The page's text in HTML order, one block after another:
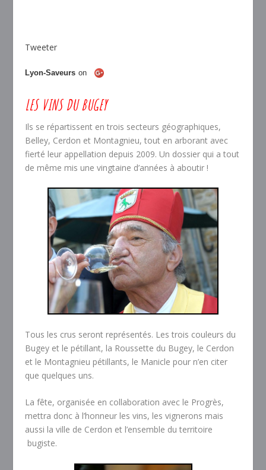
Tweeter
Lyon-Saveurs on
LES VINS DU BUGEY
Ils se répartissent en trois secteurs géographiques,
Belley, Cerdon et Montagnieu, tout en arborant avec
fierté leur appellation depuis 2009. Un dossier qui a tout
de même mis une vingtaine d’années à aboutir !
Tous les crus seront représentés. Les trois couleurs du
Bugey et le pétillant, la Roussette du Bugey, le Cerdon
et le Montagnieu pétillants, le Manicle pour n’en citer
que quelques uns.
La fête, organisée en collaboration avec le Progrès,
mettra donc à l’honneur les vins, les vignerons mais
aussi la ville de Cerdon et l’ensemble du territoire
bugiste.